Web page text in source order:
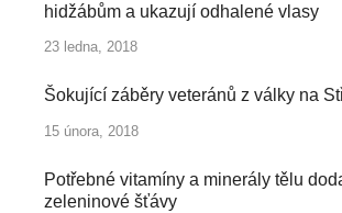
hidžábům a ukazují odhalené vlasy
23 ledna, 2018
Šokující záběry veteránů z války na
15 února, 2018
Potřebné vitamíny a minerály tělu
zeleninové šťávy